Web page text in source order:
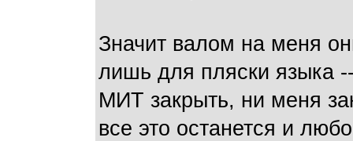
Значит валом на меня
лишь для пляски языка
МИТ закрыть, ни меня
все это останется и